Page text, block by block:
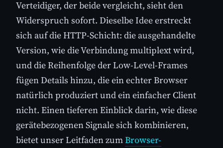
Verteidiger, der beide vergleicht, sieht den
Widerspruch sofort. Dieselbe Idee erstreckt
sich auf die HTTP-Schicht: die ausgehandelte
Version, wie die Verbindung multiplext wird,
und die Reihenfolge der Low-Level-Frames
fügen Details hinzu, die ein echter Browser
natürlich produziert und ein einfacher Client
nicht. Einen tieferen Einblick darin, wie diese
gerätebezogenen Signale sich kombinieren,
bietet unser Leitfaden zumBrowser-